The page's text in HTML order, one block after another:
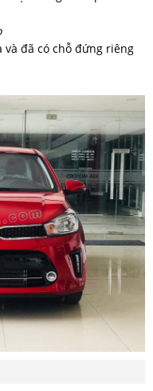
đã có chỗ đứng riêng